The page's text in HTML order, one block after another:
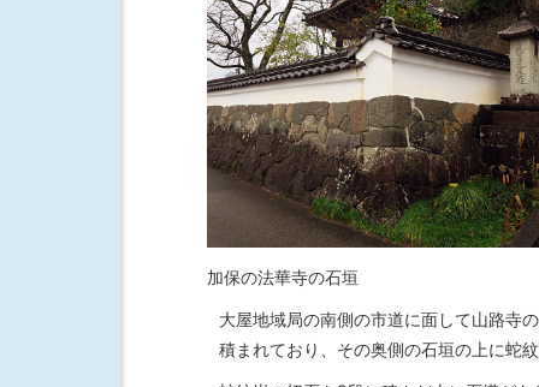
加保の法華寺の石垣
大屋地域局の南側の市道に面して山路寺
積まれており、その奥側の石垣の上に蛇